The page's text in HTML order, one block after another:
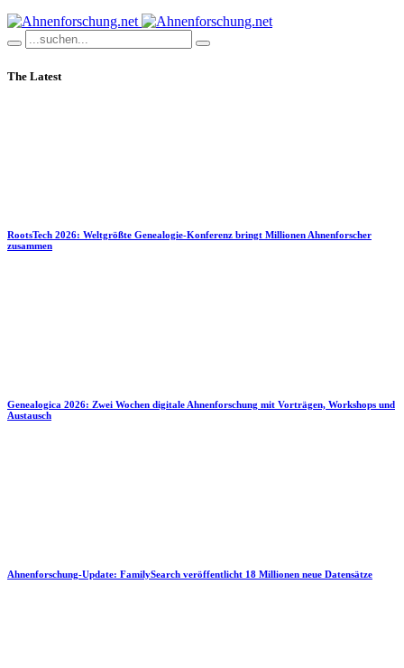
The Latest
RootsTech 2026: Weltgrößte Genealogie-Konferenz bringt Millionen Ahnenforscher
zusammen
Genealogica 2026: Zwei Wochen digitale Ahnenforschung mit Vorträgen, Workshops und
Austausch
Ahnenforschung-Update: FamilySearch veröffentlicht 18 Millionen neue Datensätze